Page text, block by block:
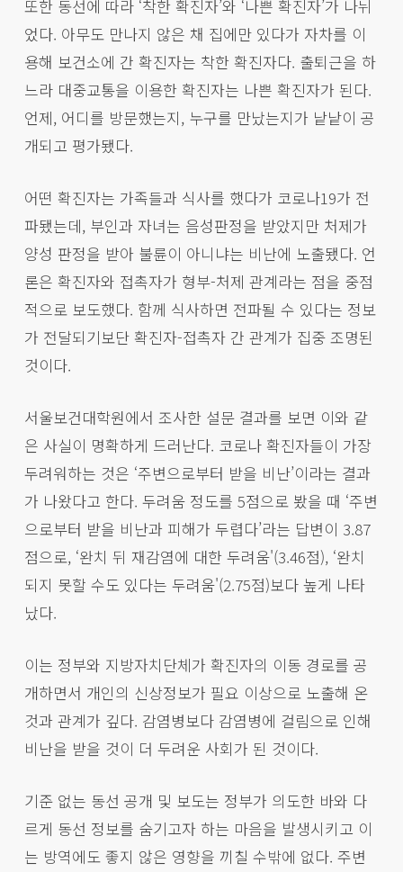
또한 동선에 따라 ‘착한 확진자’와 ‘나쁜 확진자’가 나뉘
었다. 아무도 만나지 않은 채 집에만 있다가 자차를 이
용해 보건소에 간 확진자는 착한 확진자다. 출퇴근을 하
느라 대중교통을 이용한 확진자는 나쁜 확진자가 된다.
언제, 어디를 방문했는지, 누구를 만났는지가 낱낱이 공
개되고 평가됐다.
어떤 확진자는 가족들과 식사를 했다가 코로나19가 전
파됐는데, 부인과 자녀는 음성판정을 받았지만 처제가
양성 판정을 받아 불륜이 아니냐는 비난에 노출됐다. 언
론은 확진자와 접촉자가 형부-처제 관계라는 점을 중점
적으로 보도했다. 함께 식사하면 전파될 수 있다는 정보
가 전달되기보단 확진자-접촉자 간 관계가 집중 조명된
것이다.
서울보건대학원에서 조사한 설문 결과를 보면 이와 같
은 사실이 명확하게 드러난다. 코로나 확진자들이 가장
두려워하는 것은 ‘주변으로부터 받을 비난’이라는 결과
가 나왔다고 한다. 두려움 정도를 5점으로 봤을 때 ‘주변
으로부터 받을 비난과 피해가 두렵다’라는 답변이 3.87
점으로, ‘완치 뒤 재감염에 대한 두려움'(3.46점), ‘완치
되지 못할 수도 있다는 두려움'(2.75점)보다 높게 나타
났다.
이는 정부와 지방자치단체가 확진자의 이동 경로를 공
개하면서 개인의 신상정보가 필요 이상으로 노출해 온
것과 관계가 깊다. 감염병보다 감염병에 걸림으로 인해
비난을 받을 것이 더 두려운 사회가 된 것이다.
기준 없는 동선 공개 및 보도는 정부가 의도한 바와 다
르게 동선 정보를 숨기고자 하는 마음을 발생시키고 이
는 방역에도 좋지 않은 영향을 끼칠 수밖에 없다. 주변